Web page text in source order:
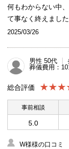
何もわからない中
て事なく終えました
2025/03/26
男性 50代
葬儀費用：
総合評価
事前相談
5.0
W様様の口コミ